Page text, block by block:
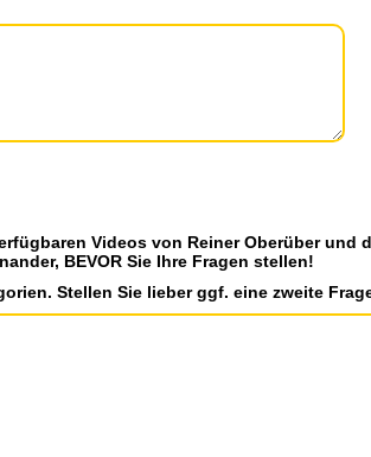
Videos von Reiner Oberüber und
BEVOR Sie Ihre Fragen stellen!
Stellen Sie lieber ggf. eine zweite